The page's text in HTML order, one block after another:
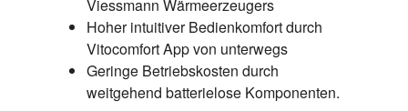
Viessmann Wärmeerzeugers
Hoher intuitiver Bedienkomfort durch
Vitocomfort App von unterwegs
Geringe Betriebskosten durch
weitgehend batterielose Komponenten.